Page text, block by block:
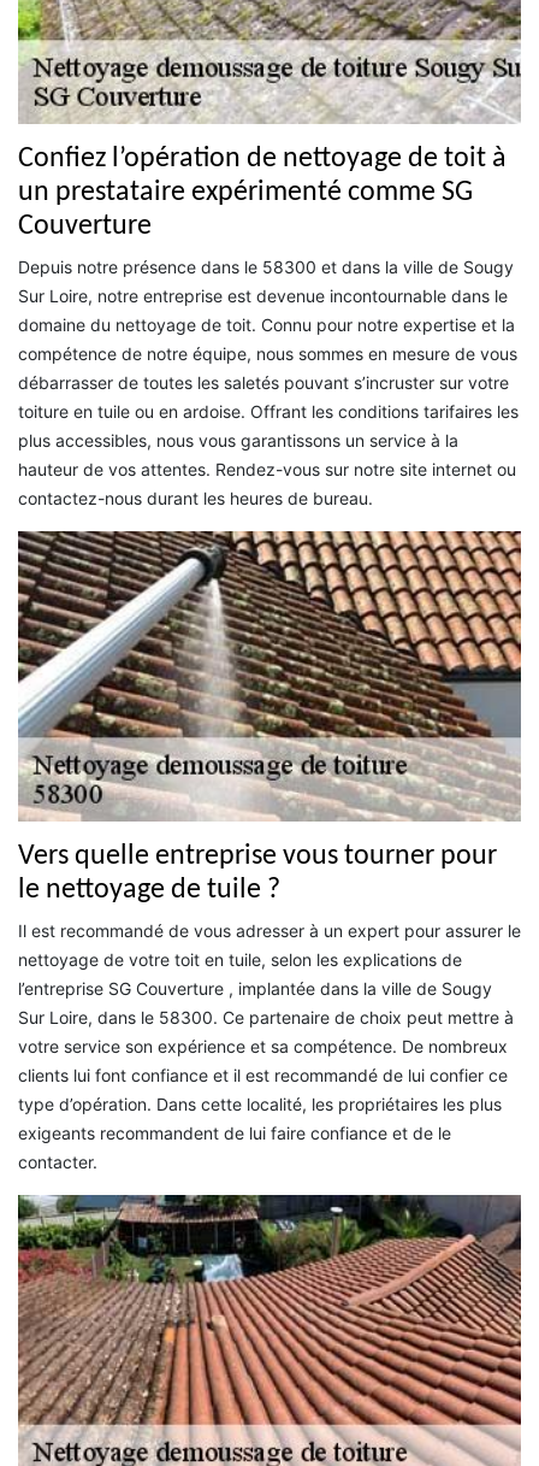
Confiez l’opération de nettoyage de toit à
un prestataire expérimenté comme SG
Couverture
Depuis notre présence dans le 58300 et dans la ville de Sougy
Sur Loire, notre entreprise est devenue incontournable dans le
domaine du nettoyage de toit. Connu pour notre expertise et la
compétence de notre équipe, nous sommes en mesure de vous
débarrasser de toutes les saletés pouvant s’incruster sur votre
toiture en tuile ou en ardoise. Offrant les conditions tarifaires les
plus accessibles, nous vous garantissons un service à la
hauteur de vos attentes. Rendez-vous sur notre site internet ou
contactez-nous durant les heures de bureau.
Vers quelle entreprise vous tourner pour
le nettoyage de tuile ?
Il est recommandé de vous adresser à un expert pour assurer le
nettoyage de votre toit en tuile, selon les explications de
l’entreprise SG Couverture , implantée dans la ville de Sougy
Sur Loire, dans le 58300. Ce partenaire de choix peut mettre à
votre service son expérience et sa compétence. De nombreux
clients lui font confiance et il est recommandé de lui confier ce
type d’opération. Dans cette localité, les propriétaires les plus
exigeants recommandent de lui faire confiance et de le
contacter.